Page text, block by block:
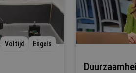
Selecteer
Mijn vooropleiding
Voltijd Engels